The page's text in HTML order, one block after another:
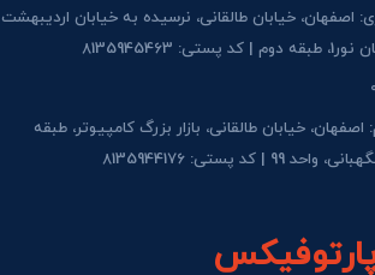
اصفهان، خیابان طالقانی، نرسیده به خیابان اردیبهشت
8135945463
خیابان طالقانی، بازار بزرگ کامپیوتر، طبقه
| کد پستی: 8135944176